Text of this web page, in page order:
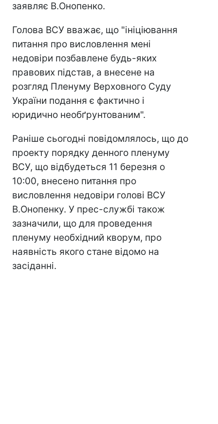
заявляє В.Онопенко.
Голова ВСУ вважає, що "ініціювання
питання про висловлення мені
недовіри позбавлене будь-яких
правових підстав, а внесене на
розгляд Пленуму Верховного Суду
України подання є фактично і
юридично необґрунтованим".
Раніше сьогодні повідомлялось, що до
проекту порядку денного пленуму
ВСУ, що відбудеться 11 березня о
10:00, внесено питання про
висловлення недовіри голові ВСУ
В.Онопенку. У прес-службі також
зазначили, що для проведення
пленуму необхідний кворум, про
наявність якого стане відомо на
засіданні.